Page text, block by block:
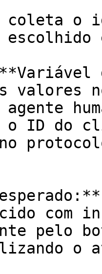
coleta o
valores
agente
ID do
com
pelo
o